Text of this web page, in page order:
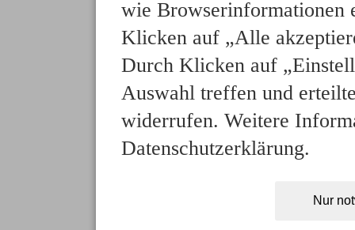
wie Browserinformationen
Klicken auf „Alle
Durch Klicken auf
Auswahl treffen und
widerrufen. Weitere
Datenschutzerklärung.
Nur